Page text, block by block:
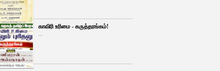
காவிரி உரிமை - கருத்தரங்கம்!
...